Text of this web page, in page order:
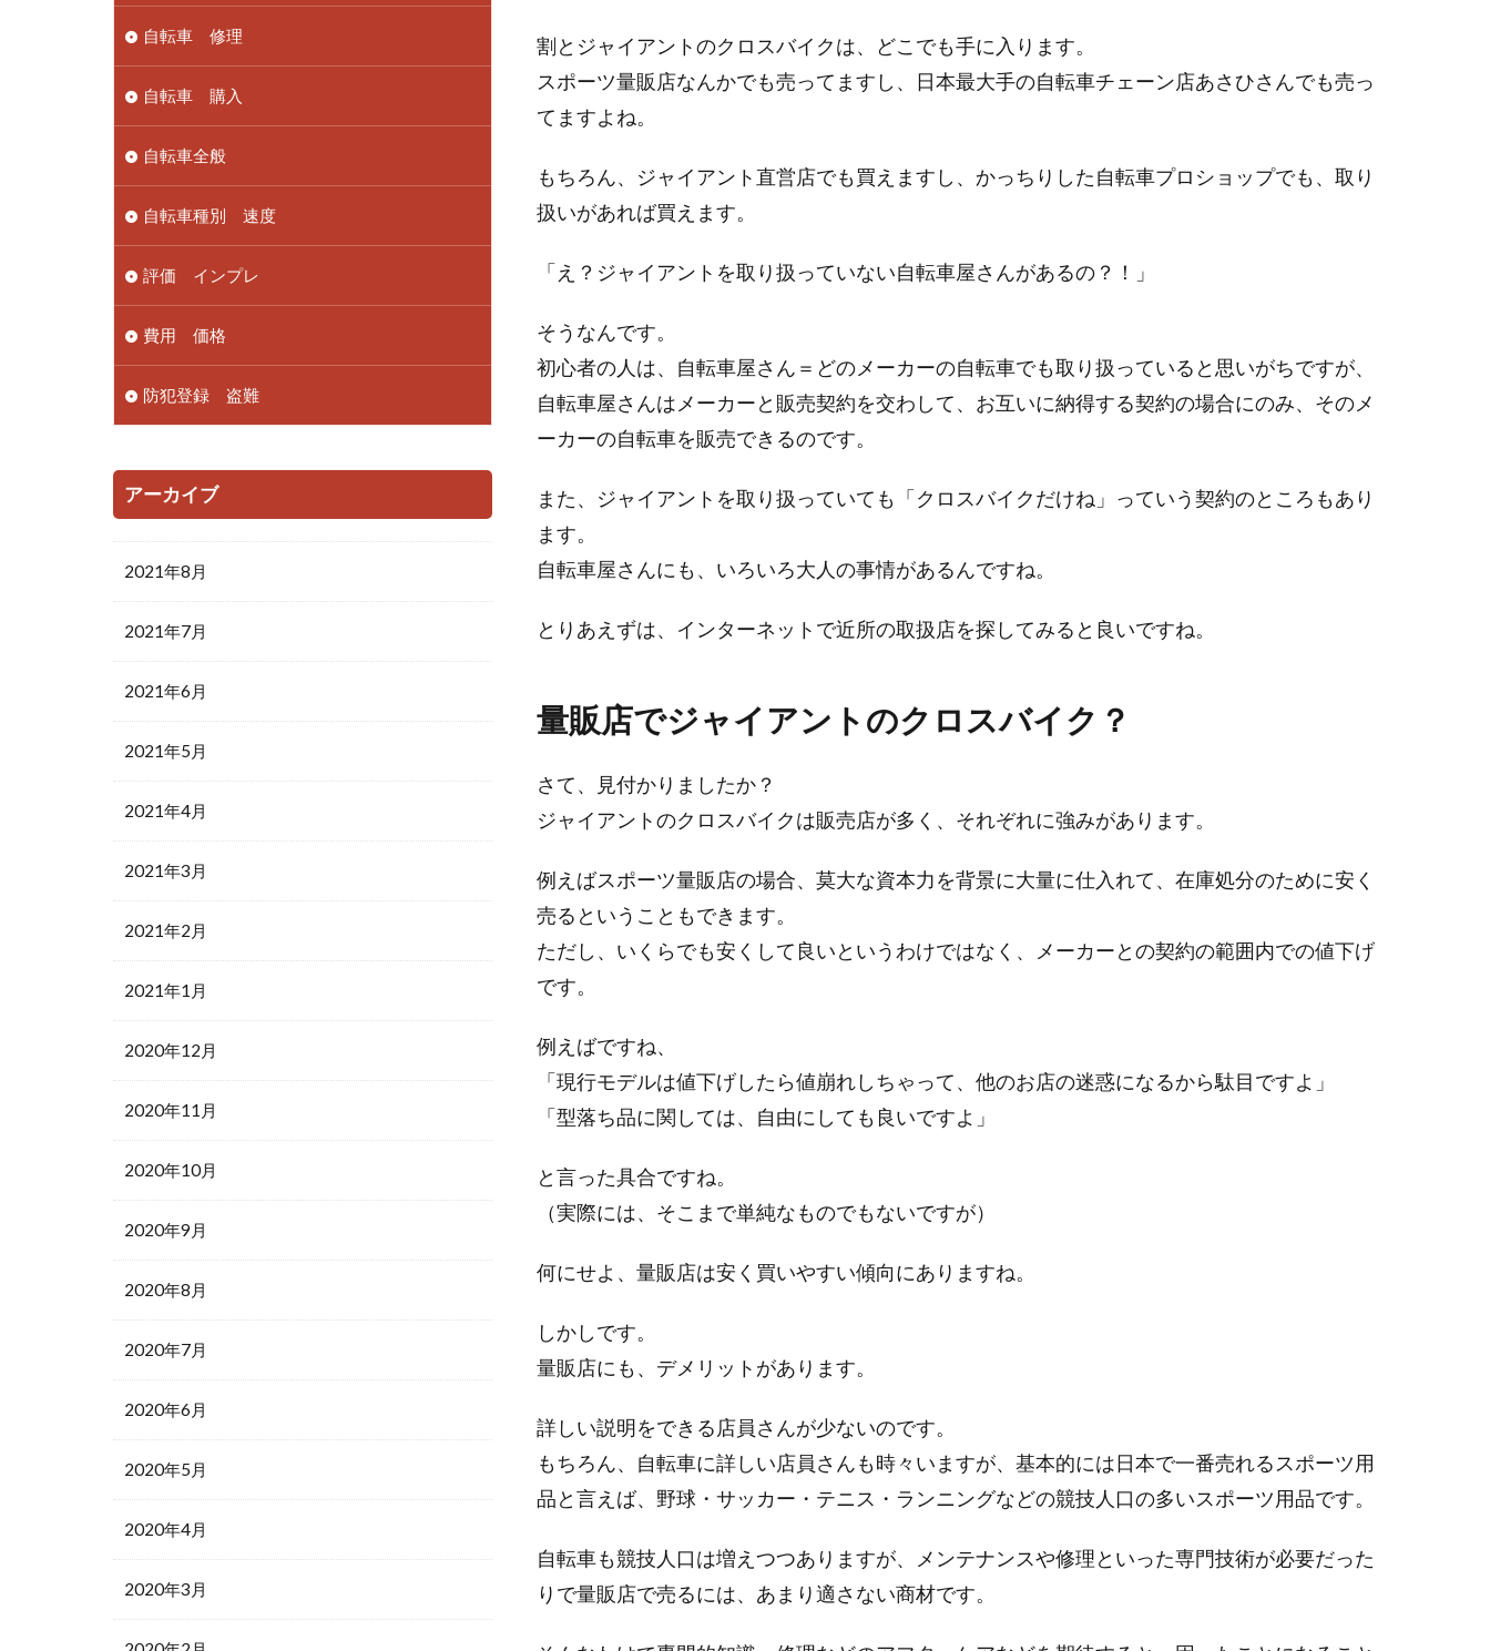
割とジャイアントのクロスバイクは、どこでも手に入ります。
スポーツ量販店なんかでも売ってますし、日本最大手の自転車チェーン店あさひさんでも売っ
てますよね。
もちろん、ジャイアント直営店でも買えますし、かっちりした自転車プロショップでも、取り
扱いがあれば買えます。
「え？ジャイアントを取り扱っていない自転車屋さんがあるの？！」
そうなんです。
初心者の人は、自転車屋さん＝どのメーカーの自転車でも取り扱っていると思いがちですが、
自転車屋さんはメーカーと販売契約を交わして、お互いに納得する契約の場合にのみ、そのメ
ーカーの自転車を販売できるのです。
また、ジャイアントを取り扱っていても「クロスバイクだけね」っていう契約のところもあり
ます。
自転車屋さんにも、いろいろ大人の事情があるんですね。
とりあえずは、インターネットで近所の取扱店を探してみると良いですね。
量販店でジャイアントのクロスバイク？
さて、見付かりましたか？
ジャイアントのクロスバイクは販売店が多く、それぞれに強みがあります。
例えばスポーツ量販店の場合、莫大な資本力を背景に大量に仕入れて、在庫処分のために安く
売るということもできます。
ただし、いくらでも安くして良いというわけではなく、メーカーとの契約の範囲内での値下げ
です。
例えばですね、
「現行モデルは値下げしたら値崩れしちゃって、他のお店の迷惑になるから駄目ですよ」
「型落ち品に関しては、自由にしても良いですよ」
と言った具合ですね。
（実際には、そこまで単純なものでもないですが）
何にせよ、量販店は安く買いやすい傾向にありますね。
しかしです。
量販店にも、デメリットがあります。
詳しい説明をできる店員さんが少ないのです。
もちろん、自転車に詳しい店員さんも時々いますが、基本的には日本で一番売れるスポーツ用
品と言えば、野球・サッカー・テニス・ランニングなどの競技人口の多いスポーツ用品です。
自転車も競技人口は増えつつありますが、メンテナンスや修理といった専門技術が必要だった
りで量販店で売るには、あまり適さない商材です。
自転車 修理
自転車 購入
自転車全般
自転車種別 速度
評価 インプレ
費用 価格
防犯登録 盗難
アーカイブ
2021年8月
2021年7月
2021年6月
2021年5月
2021年4月
2021年3月
2021年2月
2021年1月
2020年12月
2020年11月
2020年10月
2020年9月
2020年8月
2020年7月
2020年6月
2020年5月
2020年4月
2020年3月